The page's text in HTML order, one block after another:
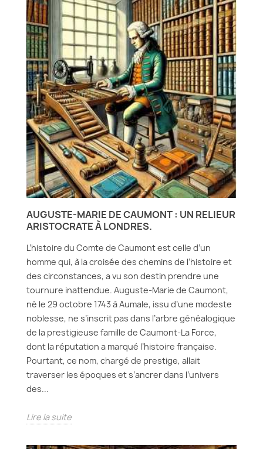
AUGUSTE-MARIE DE CAUMONT : UN RELIEUR
ARISTOCRATE À LONDRES.
L’histoire du Comte de Caumont est celle d’un
homme qui, à la croisée des chemins de l’histoire et
des circonstances, a vu son destin prendre une
tournure inattendue. Auguste-Marie de Caumont,
né le 29 octobre 1743 à Aumale, issu d’une modeste
noblesse, ne s’inscrit pas dans l’arbre généalogique
de la prestigieuse famille de Caumont-La Force,
dont la réputation a marqué l’histoire française.
Pourtant, ce nom, chargé de prestige, allait
traverser les époques et s’ancrer dans l’univers
des...
Lire la suite